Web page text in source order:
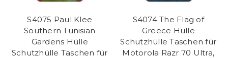
S4075 Paul Klee
Southern Tunisian
Gardens Hülle
Schutzhülle Taschen für
S4074 The Flag of
Greece Hülle
Schutzhülle Taschen für
Motorola Razr 70 Ultra,